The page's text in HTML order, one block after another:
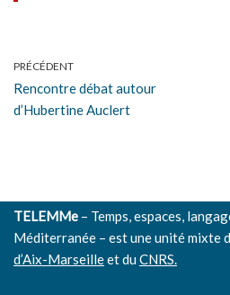
PRÉCÉDENT
Rencontre débat autour
d’Hubertine Auclert
TELEMMe – Temps, espaces,
Méditerranée – est une unité mixte
d’Aix-Marseilleet duCNRS.